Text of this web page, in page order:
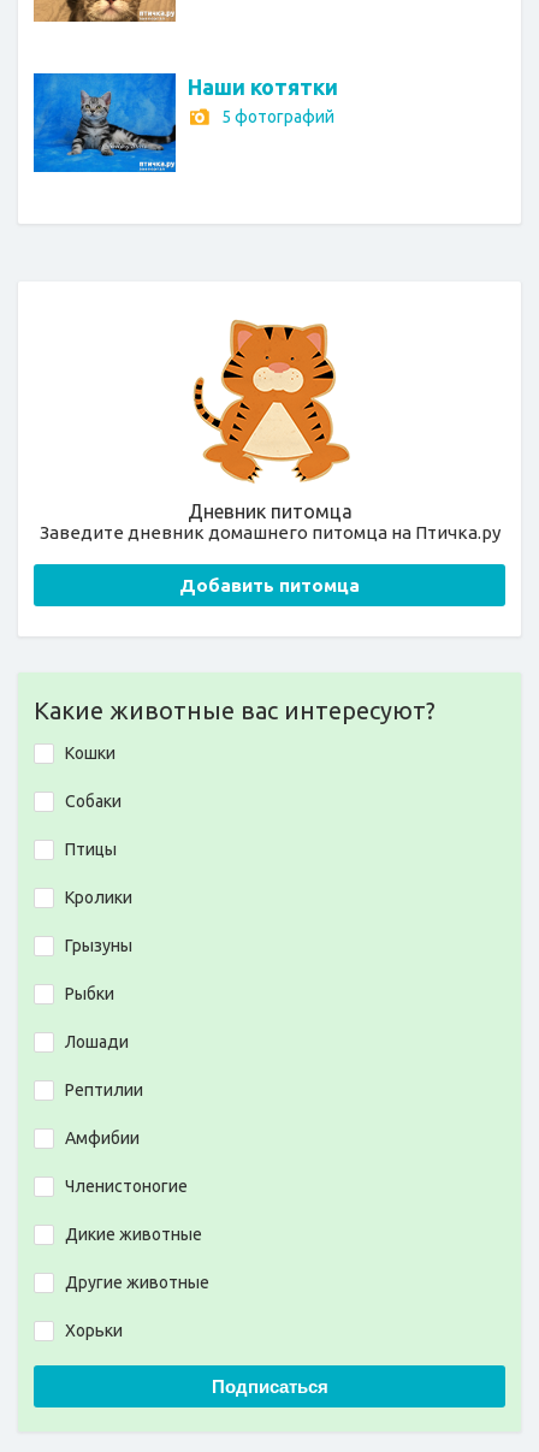
Наши котятки
5 фотографий
Дневник питомца
Заведите дневник домашнего питомца на Птичка.ру
Добавить питомца
Какие животные вас интересуют?
Кошки
Собаки
Птицы
Кролики
Грызуны
Рыбки
Лошади
Рептилии
Амфибии
Членистоногие
Дикие животные
Другие животные
Хорьки
Подписаться